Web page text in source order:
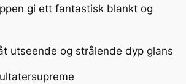
k
gi ett fantastisk blankt og
utseende og strålende dyp glans